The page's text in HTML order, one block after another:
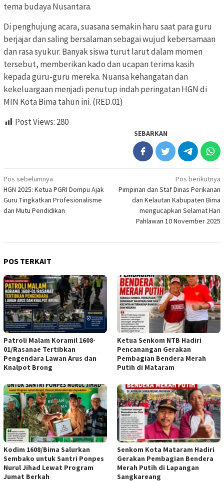
tema budaya Nusantara.
Di penghujung acara, suasana semakin haru saat para guru
berjajar dan saling bersalaman sebagai wujud kebersamaan
dan rasa syukur. Banyak siswa turut larut dalam momen
tersebut, memberikan kado dan ucapan terima kasih
kepada guru-guru mereka. Nuansa kehangatan dan
kekeluargaan menjadi penutup indah peringatan HGN di
MIN Kota Bima tahun ini. (RED.01)
Post Views: 280
SEBARKAN
Navigasi
pos
Pos sebelumnya
HGN 2025: Ketua PGRI Dompu Ajak
Guru Tingkatkan Profesionalisme
dan Mutu Pendidikan
Pos berikutnya
Pimpinan dan Staf Dinas Perikanan
dan Kelautan Kabupaten Bima
mengucapkan Selamat Hari
Pahlawan 10 November 2025
POS TERKAIT
Patroli Malam Koramil 1608-
01/Rasanae Tertibkan
Pengendara Lawan Arus dan
Knalpot Brong
Ketua Senkom NTB Hadiri
Pencanangan Gerakan
Pembagian Bendera Merah
Putih di Mataram
Kodim 1608/Bima Salurkan
Sembako untuk Santri Ponpes
Nurul Jihad Lewat Program
Jumat Berkah
Senkom Kota Mataram Hadiri
Gerakan Pembagian Bendera
Merah Putih di Lapangan
Sangkareang